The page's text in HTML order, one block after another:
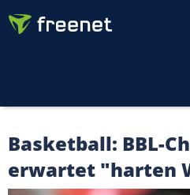
Basketball: BBL-
erwartet "harten